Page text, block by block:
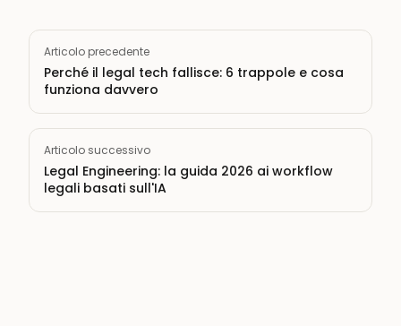
Articolo precedente
Perché il legal tech fallisce: 6 trappole e cosa
funziona davvero
Articolo successivo
Legal Engineering: la guida 2026 ai workflow
legali basati sull'IA